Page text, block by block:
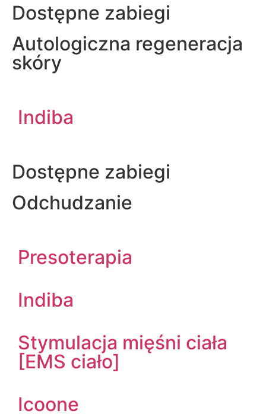
Dostępne zabiegi
Autologiczna regeneracja
skóry
Indiba
Dostępne zabiegi
Odchudzanie
Presoterapia
Indiba
Stymulacja mięśni ciała
[EMS ciało]
Icoone